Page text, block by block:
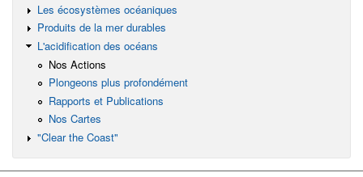
Les écosystèmes océaniques
Produits de la mer durables
L'acidification des océans
Nos Actions
Plongeons plus profondément
Rapports et Publications
Nos Cartes
"Clear the Coast"